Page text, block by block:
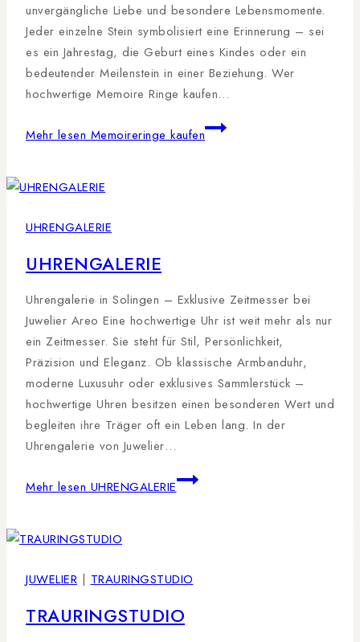
unvergängliche Liebe und besondere Lebensmomente.
Jeder einzelne Stein symbolisiert eine Erinnerung – sei
es ein Jahrestag, die Geburt eines Kindes oder ein
bedeutender Meilenstein in einer Beziehung. Wer
hochwertige Memoire Ringe kaufen…
Mehr lesen Memoireringe kaufen
UHRENGALERIE
UHRENGALERIE
Uhrengalerie in Solingen – Exklusive Zeitmesser bei
Juwelier Areo Eine hochwertige Uhr ist weit mehr als nur
ein Zeitmesser. Sie steht für Stil, Persönlichkeit,
Präzision und Eleganz. Ob klassische Armbanduhr,
moderne Luxusuhr oder exklusives Sammlerstück –
hochwertige Uhren besitzen einen besonderen Wert und
begleiten ihre Träger oft ein Leben lang. In der
Uhrengalerie von Juwelier…
Mehr lesen UHRENGALERIE
JUWELIER | TRAURINGSTUDIO
TRAURINGSTUDIO